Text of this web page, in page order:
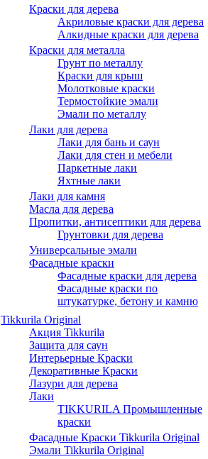
Краски для дерева
Акриловые краски для дерева
Алкидные краски для дерева
Краски для металла
Грунт по металлу
Краски для крыш
Молотковые краски
Термостойкие эмали
Эмали по металлу
Лаки для дерева
Лаки для бань и саун
Лаки для стен и мебели
Паркетные лаки
Яхтные лаки
Лаки для камня
Масла для дерева
Пропитки, антисептики для дерева
Грунтовки для дерева
Универсальные эмали
Фасадные краски
Фасадные краски для дерева
Фасадные краски по
штукатурке, бетону и камню
Tikkurila Original
Акция Tikkurila
Защита для саун
Интерьерные Краски
Декоративные Краски
Лазури для дерева
Лаки
TIKKURILA Промышленные
краски
Фасадные Краски Tikkurila Original
Эмали Tikkurila Original